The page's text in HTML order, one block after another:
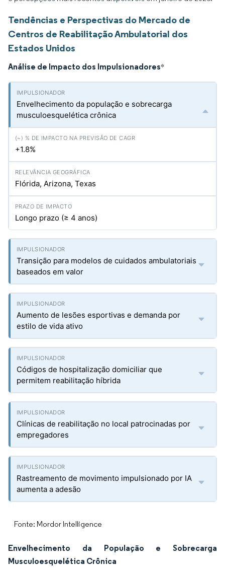
Tendências e Perspectivas do Mercado de
Centros de Reabilitação Ambulatorial dos
Estados Unidos
Análise de Impacto dos Impulsionadores*
Envelhecimento da população e sobrecarga
musculoesquelética crônica
+1.8%
Flórida, Arizona, Texas
Longo prazo (≥ 4 anos)
Transição para modelos de cuidados ambulatoriais
baseados em valor
Aumento de lesões esportivas e demanda por
estilo de vida ativo
Códigos de hospitalização domiciliar que
permitem reabilitação híbrida
Clínicas de reabilitação no local patrocinadas por
empregadores
Rastreamento de movimento impulsionado por IA
aumenta a adesão
Fonte: Mordor Intelligence
Envelhecimento da População e Sobrecarga
Musculoesquelética Crônica